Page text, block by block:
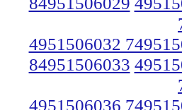
4951506032
84951506033
4951506036